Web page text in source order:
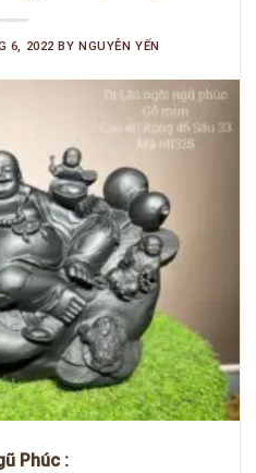
6, 2022 BYNGUYỄN YẾN
Phúc :